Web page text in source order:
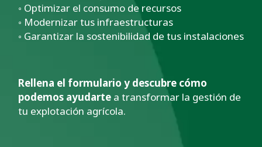
◦ Optimizar el consumo de recursos
◦ Modernizar tus infraestructuras
◦ Garantizar la sostenibilidad de tus instalaciones
Rellena el formulario y descubre cómo
podemos ayudarte a transformar la gestión de
tu explotación agrícola.